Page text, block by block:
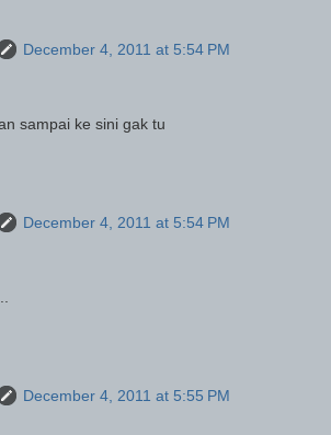
December 4, 2011 at 5:54 PM
sampai ke sini gak tu
December 4, 2011 at 5:54 PM
December 4, 2011 at 5:55 PM